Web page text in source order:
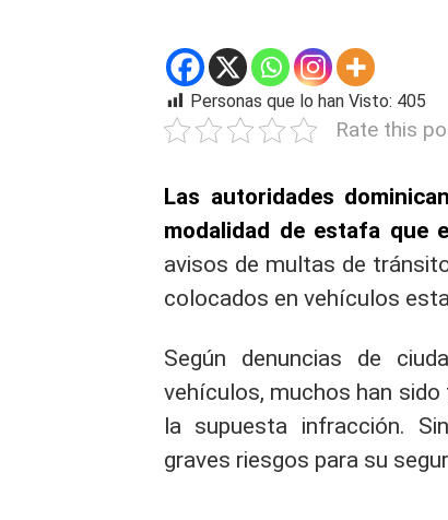
Personas que lo han Visto: 405
Rate this
Las autoridades
modalidad de estafa que
avisos de multas de
colocados en vehículos
Según denuncias de
vehículos, muchos han
la supuesta infracción.
graves riesgos para su